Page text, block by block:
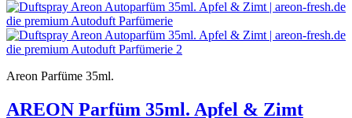
Areon Parfüme 35ml.
AREON Parfüm 35ml. Apfel & Zimt